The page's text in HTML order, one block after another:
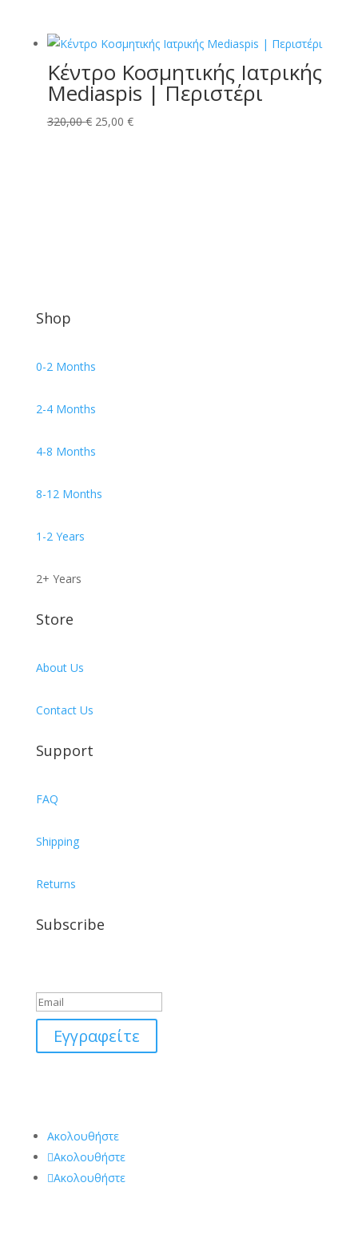
20,00 €.είναι:
11,90 €.
Κέντρο Κοσμητικής Ιατρικής
Mediaspis | Περιστέρι
320,00€ Original
25,00 €Η
Shop
0-2 Months
2-4 Months
4-8 Months
8-12 Months
1-2 Years
2+ Years
Store
About Us
Contact Us
Support
FAQ
Shipping
Returns
Subscribe
Εγγραφείτε
Ακολουθήστε
Ακολουθήστε
Ακολουθήστε